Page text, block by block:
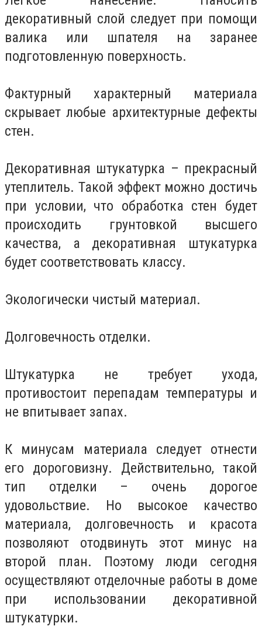
декоративный слой следует при помощи
валика или шпателя на заранее
подготовленную поверхность.
Фактурный характерный материала
скрывает любые архитектурные дефекты
стен.
Декоративная штукатурка – прекрасный
утеплитель. Такой эффект можно достичь
при условии, что обработка стен будет
происходить грунтовкой высшего
качества, а декоративная штукатурка
будет соответствовать классу.
Экологически чистый материал.
Долговечность отделки.
Штукатурка не требует ухода,
противостоит перепадам температуры и
не впитывает запах.
К минусам материала следует отнести
его дороговизну. Действительно, такой
тип отделки – очень дорогое
удовольствие. Но высокое качество
материала, долговечность и красота
позволяют отодвинуть этот минус на
второй план. Поэтому люди сегодня
осуществляют отделочные работы в доме
при использовании декоративной
штукатурки.